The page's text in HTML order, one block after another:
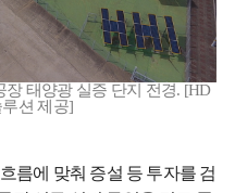
태양광 실증 단지 전경. [HD
션 제공]
름에 맞춰 증설 등 투자를 검